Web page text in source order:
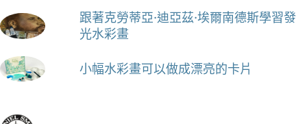
跟著克勞蒂亞·迪亞茲·埃爾南德斯學習發
光水彩畫
小幅水彩畫可以做成漂亮的卡片